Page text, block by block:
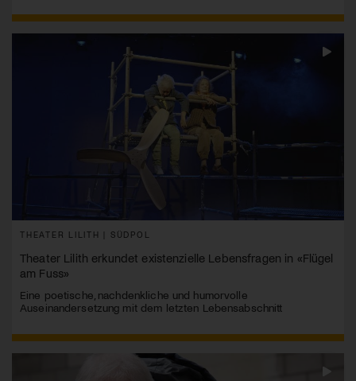
THEATER LILITH | SÜDPOL
Theater Lilith erkundet existenzielle Lebensfragen in «Flügel
am Fuss»
Eine poetische, nachdenkliche und humorvolle
Auseinandersetzung mit dem letzten Lebensabschnitt